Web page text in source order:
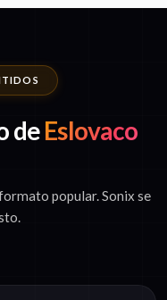
deEslovaco
popular. Sonix se